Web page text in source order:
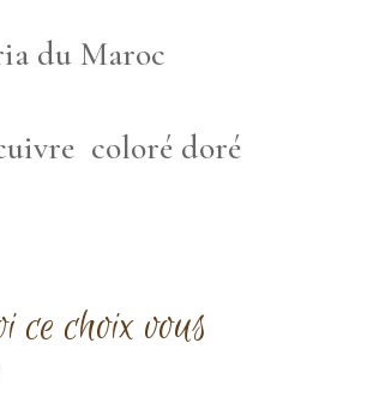
du Maroc
coloré doré
ce choix vous